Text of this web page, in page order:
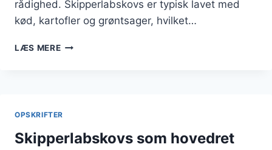
rådighed. Skipperlabskovs er typisk lavet med
kød, kartofler og grøntsager, hvilket…
LÆS MERESKIPPERLABSKOVS
OPSKRIFTER
Skipperlabskovs som hovedret